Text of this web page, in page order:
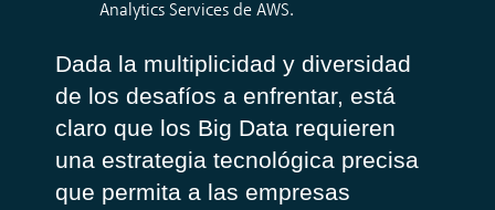
Analytics Services de AWS.
Dada la multiplicidad y diversidad
de los desafíos a enfrentar, está
claro que los Big Data requieren
una estrategia tecnológica precisa
que permita a las empresas